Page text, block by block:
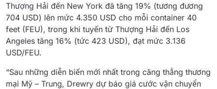
Thượng Hải đến New York đã tăng 19% (tương đương
704 USD) lên mức 4.350 USD cho mỗi container 40
feet (FEU), trong khi tuyến từ Thượng Hải đến Los
Angeles tăng 16% (tức 423 USD), đạt mức 3.136
USD/FEU.
“Sau những diễn biến mới nhất trong căng thẳng thương
mại Mỹ – Trung, Drewry dự báo giá cước vận chuyển